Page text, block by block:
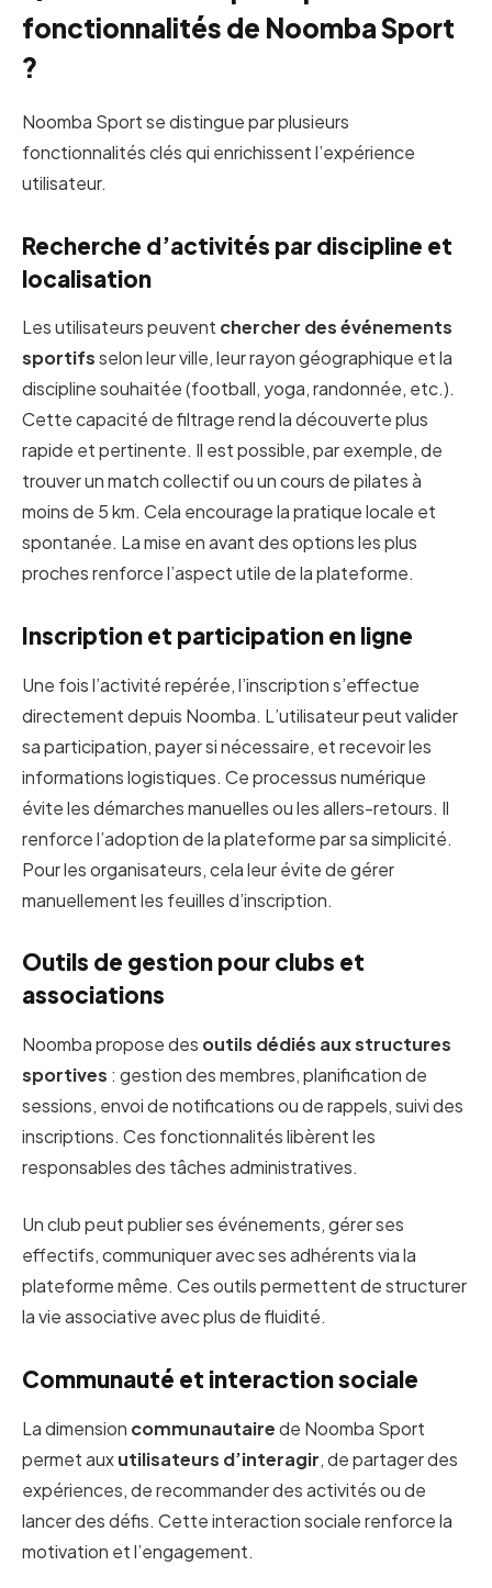
fonctionnalités de Noomba Sport
?
Noomba Sport se distingue par plusieurs
fonctionnalités clés qui enrichissent l’expérience
utilisateur.
Recherche d’activités par discipline et
localisation
Les utilisateurs peuvent chercher des événements
sportifsselon leur ville, leur rayon géographique et la
discipline souhaitée (football, yoga, randonnée, etc.).
Cette capacité de filtrage rend la découverte plus
rapide et pertinente. Il est possible, par exemple, de
trouver un match collectif ou un cours de pilates à
moins de 5 km. Cela encourage la pratique locale et
spontanée. La mise en avant des options les plus
proches renforce l’aspect utile de la plateforme.
Inscription et participation en ligne
Une fois l’activité repérée, l’inscription s’effectue
directement depuis Noomba. L’utilisateur peut valider
sa participation, payer si nécessaire, et recevoir les
informations logistiques. Ce processus numérique
évite les démarches manuelles ou les allers-retours. Il
renforce l’adoption de la plateforme par sa simplicité.
Pour les organisateurs, cela leur évite de gérer
manuellement les feuilles d’inscription.
Outils de gestion pour clubs et
associations
Noomba propose des outils dédiés aux structures
sportives : gestion des membres, planification de
sessions, envoi de notifications ou de rappels, suivi des
inscriptions. Ces fonctionnalités libèrent les
responsables des tâches administratives.
Un club peut publier ses événements, gérer ses
effectifs, communiquer avec ses adhérents via la
plateforme même. Ces outils permettent de structurer
la vie associative avec plus de fluidité.
Communauté et interaction sociale
La dimension communautairede Noomba Sport
permet auxutilisateurs d’interagir, de partager des
expériences, de recommander des activités ou de
lancer des défis. Cette interaction sociale renforce la
motivation et l’engagement.